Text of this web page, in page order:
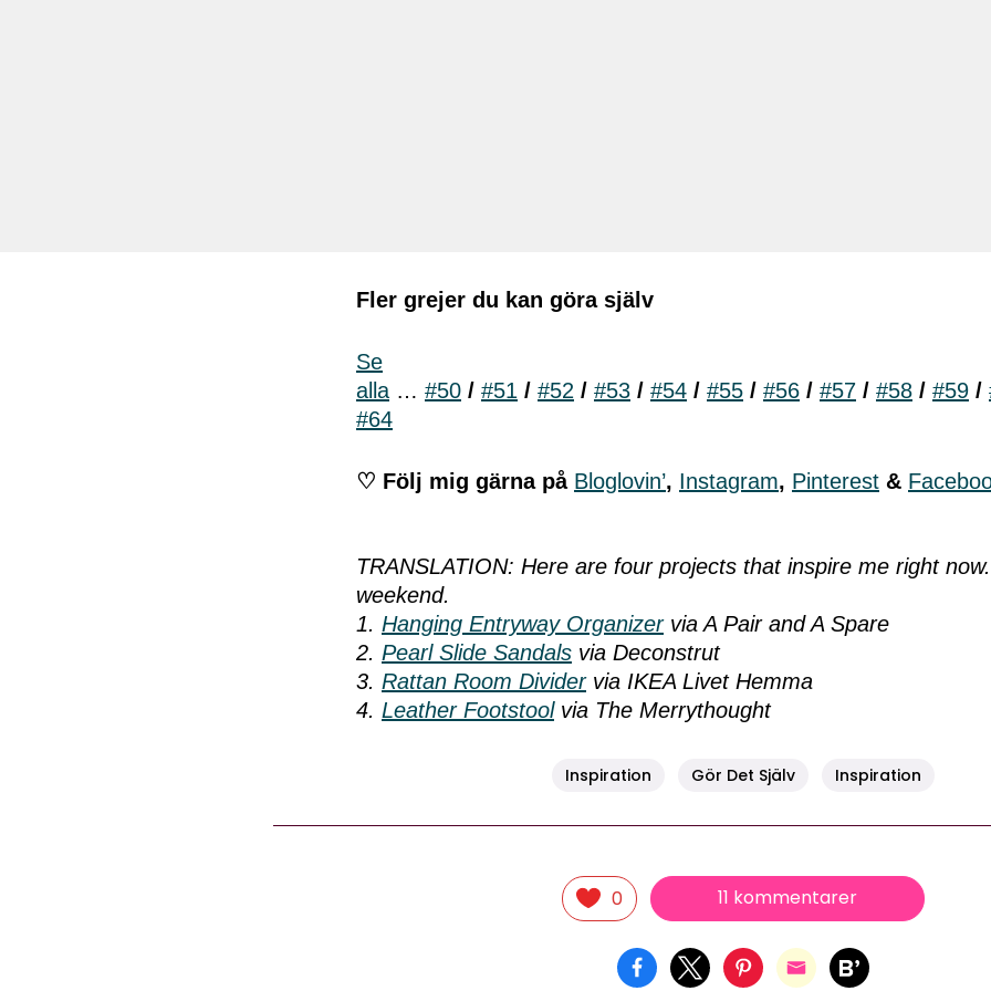
Fler grejer du kan göra själv
Se
alla … #50 / #51 / #52 / #53 / #54 / #55 / #56 / #57 / #58 / #59 /
#64
♡ Följ mig gärna på Bloglovin’, Instagram, Pinterest &
TRANSLATION: Here are four projects that inspire me right
weekend.
1. Hanging Entryway Organizervia A Pair and A Spare
2. Pearl Slide Sandals via Deconstrut
3. Rattan Room Dividervia IKEA Livet Hemma
4. Leather Footstoolvia The Merrythought
Inspiration Gör Det Själv Inspiration
0 11 kommentarer